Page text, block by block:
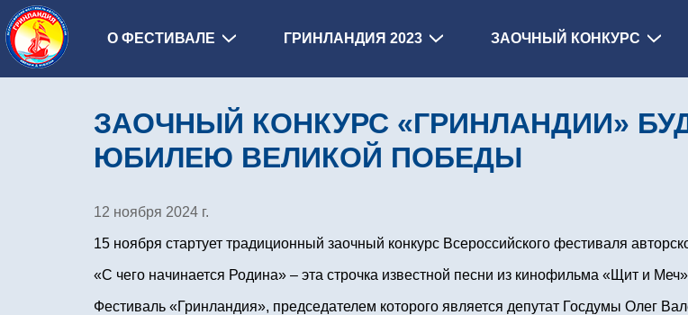
О ФЕСТИВАЛЕ ГРИНЛАНДИЯ 2023 ЗАОЧНЫЙ КОНКУРС
ЗАОЧНЫЙ КОНКУРС «ГРИНЛАНДИИ»
ЮБИЛЕЮ ВЕЛИКОЙ ПОБЕДЫ
12 ноября 2024 г.
15 ноября стартует традиционный заочный конкурс Всероссийского фестиваля
«С чего начинается Родина» – эта строчка известной песни из кинофильма «Щит и
Фестиваль «Гринландия», председателем которого является депутат Госдумы Олег